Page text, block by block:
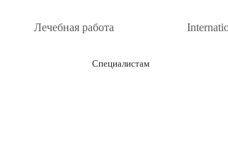
Лечебная работа
Специалистам